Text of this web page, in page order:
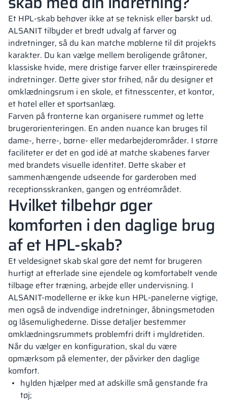
Et HPL-skab behøver ikke at se teknisk eller barskt ud.
ALSANIT tilbyder et bredt udvalg af farver og
indretninger, så du kan matche møblerne til dit projekts
karakter. Du kan vælge mellem beroligende gråtoner,
klassiske hvide, mere dristige farver eller træinspirerede
indretninger. Dette giver stor frihed, når du designer et
omklædningsrum i en skole, et fitnesscenter, et kontor,
et hotel eller et sportsanlæg.
Farven på fronterne kan organisere rummet og lette
brugerorienteringen. En anden nuance kan bruges til
dame-, herre-, børne- eller medarbejderområder. I større
faciliteter er det en god idé at matche skabenes farver
med brandets visuelle identitet. Dette skaber et
sammenhængende udseende for garderoben med
receptionsskranken, gangen og entréområdet.
Hvilket tilbehør øger
komforten i den daglige brug
af et HPL-skab?
Et veldesignet skab skal gøre det nemt for brugeren
hurtigt at efterlade sine ejendele og komfortabelt vende
tilbage efter træning, arbejde eller undervisning. I
ALSANIT-modellerne er ikke kun HPL-panelerne vigtige,
men også de indvendige indretninger, åbningsmetoden
og låsemulighederne. Disse detaljer bestemmer
omklædningsrummets problemfri drift i myldretiden.
Når du vælger en konfiguration, skal du være
opmærksom på elementer, der påvirker den daglige
komfort.
hylden hjælper med at adskille små genstande fra
tøj;